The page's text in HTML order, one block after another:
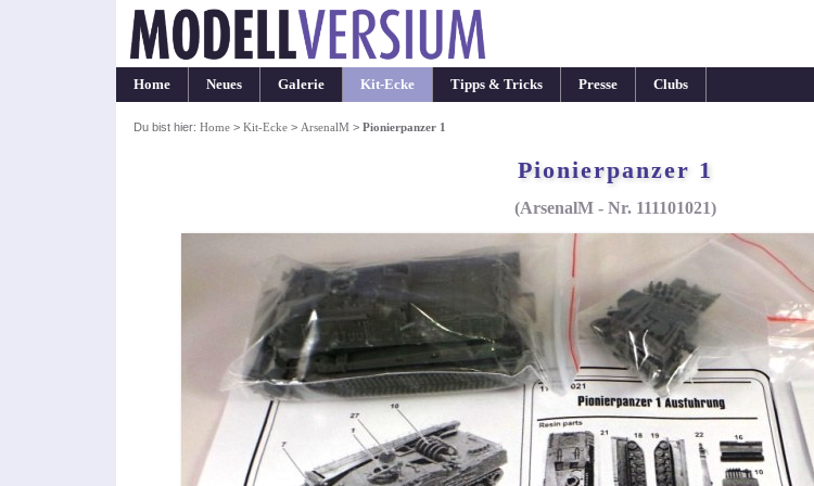
Home Neues Galerie Kit-Ecke Tipps & Tricks Presse Clubs
Du bist hier: Home> Kit-Ecke> ArsenalM> Pionierpanzer 1
Pionierpanzer 1
(ArsenalM - Nr. 111101021)